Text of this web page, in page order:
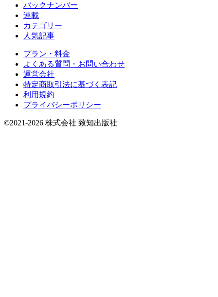
バックナンバー
連載
カテゴリー
人気記事
プラン・料金
よくある質問・お問い合わせ
運営会社
特定商取引法に基づく表記
利用規約
プライバシーポリシー
©2021-2026 株式会社 致知出版社